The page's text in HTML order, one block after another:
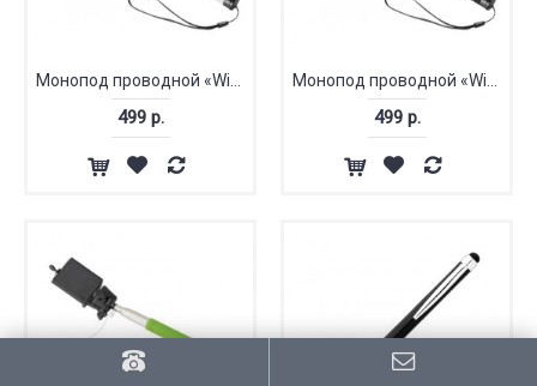
Монопод проводной «Wire Selfie»
499 р.
Монопод проводной «Wire Selfie»
499 р.